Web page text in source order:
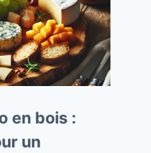
en bois :
un